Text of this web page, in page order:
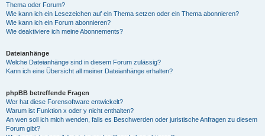
Thema oder Forum?
Wie kann ich ein Lesezeichen auf ein Thema setzen oder ein Thema abonnieren?
Wie kann ich ein Forum abonnieren?
Wie deaktiviere ich meine Abonnements?
Dateianhänge
Welche Dateianhänge sind in diesem Forum zulässig?
Kann ich eine Übersicht all meiner Dateianhänge erhalten?
phpBB betreffende Fragen
Wer hat diese Forensoftware entwickelt?
Warum ist Funktion x oder y nicht enthalten?
An wen soll ich mich wenden, falls es Beschwerden oder juristische Anfragen zu diesem
Forum gibt?